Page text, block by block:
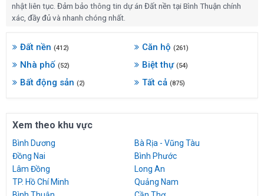
nhật liên tục. Đảm bảo thông tin dự án Đất nền tại Bình Thuận chính
xác, đầy đủ và nhanh chóng nhất.
Đất nền (412) Căn hộ(261)
Nhà phố (52) Biệt thự(54)
Bất động sản (2) Tất cả(875)
Xem theo khu vực
Bình Dương
Bà Rịa - Vũng Tàu
Đồng Nai
Bình Phước
Lâm Đồng
Long An
TP. Hồ Chí Minh
Quảng Nam